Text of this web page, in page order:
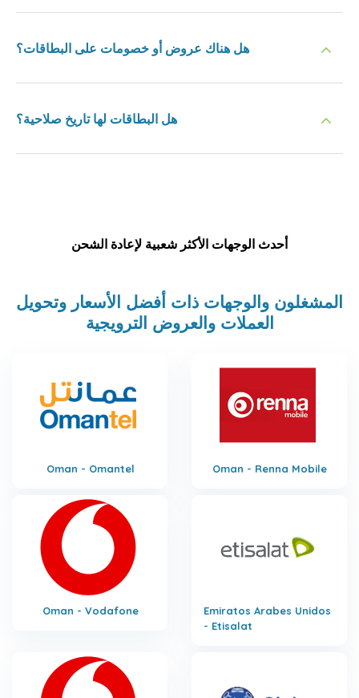
هل هناك عروض أو خصومات على البطاقات؟
هل البطاقات لها تاريخ صلاحية؟
أحدث الوجهات الأكثر شعبية لإعادة الشحن
المشغلون والوجهات ذات أفضل الأسعار وتحويل
العملات والعروض الترويجية
Oman - Omantel Oman - Renna Mobile
Oman - Vodafone
Emiratos Arabes Unidos
- Etisalat